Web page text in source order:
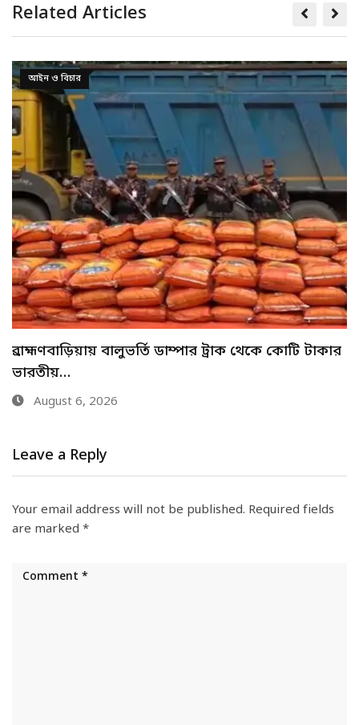
Related Articles
আইন ও বিচার
মেহেরপুরে শিশু আবির হত্যায় দুই কিশোরের কারাদণ্ড
August 6, 2026
Leave a Reply
Your email address will not be published. Required fields
are marked *